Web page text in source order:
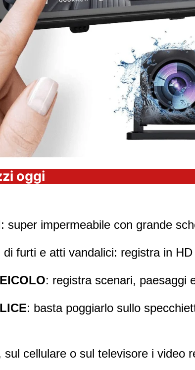
oggi
: super impermeabile con grande
di furti e atti vandalici: registra in
: registra scenari, paesaggi
: basta poggiarlo sullo
sul cellulare o sul televisore i video